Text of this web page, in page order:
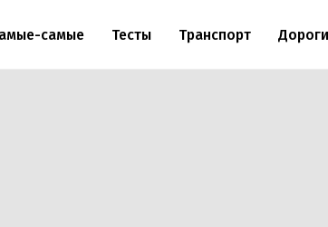
самые Тесты Транспорт Дороги